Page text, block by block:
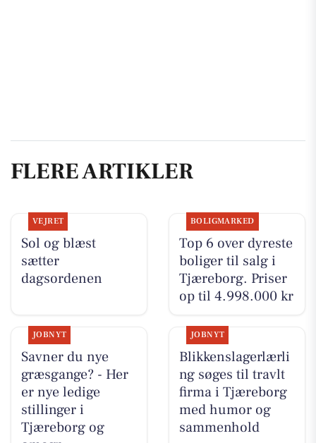
FLERE ARTIKLER
VEJRET
Sol og blæst
sætter
dagsordenen
BOLIGMARKED
Top 6 over dyreste
boliger til salg i
Tjæreborg. Priser
op til 4.998.000 kr
JOBNYT
Savner du nye
græsgange? - Her
er nye ledige
stillinger i
Tjæreborg og
JOBNYT
Blikkenslagerlærli
ng søges til travlt
firma i Tjæreborg
med humor og
sammenhold